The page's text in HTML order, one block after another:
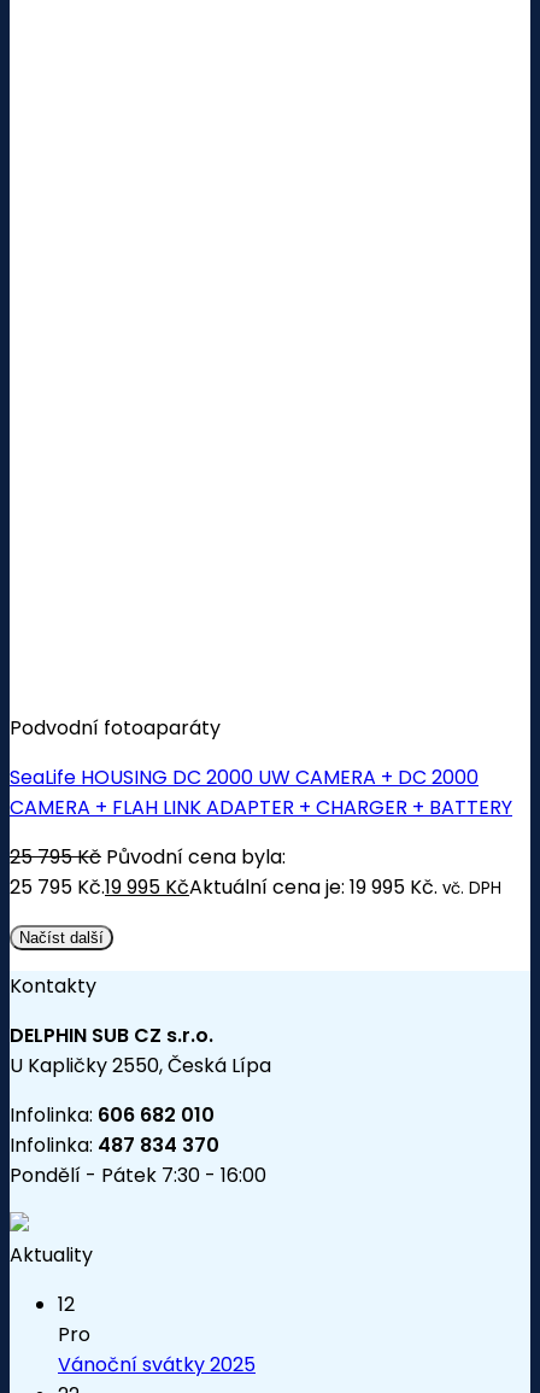
Podvodní fotoaparáty
SeaLife HOUSING DC 2000 UW CAMERA + DC 2000
CAMERA + FLAH LINK ADAPTER + CHARGER + BATTERY
25 795Kč Původní cena byla:
25 795 Kč.19 995 KčAktuální cena je: 19 995 Kč. vč. DPH
Načíst další
Kontakty
DELPHIN SUB CZ s.r.o.
U Kapličky 2550, Česká Lípa
Infolinka: 606 682 010
Infolinka: 487 834 370
Pondělí - Pátek 7:30 - 16:00
Aktuality
12
Pro
Vánoční svátky 2025